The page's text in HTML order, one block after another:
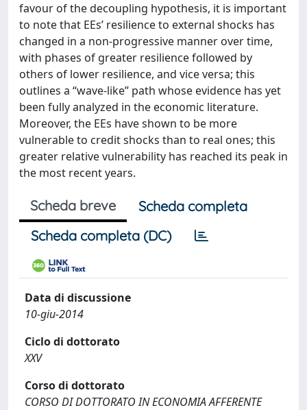
favour of the decoupling hypothesis, it is important
to note that EEs’ resilience to external shocks has
changed in a non-progressive manner over time,
with phases of greater resilience followed by
others of lower resilience, and vice versa; this
outlines a “wave-like” path whose evidence has yet
been fully analyzed in the economic literature.
Moreover, the EEs have shown to be more
vulnerable to credit shocks than to real ones; this
greater relative vulnerability has reached its peak in
the most recent years.
Scheda breve
Scheda completa
Scheda completa (DC)
Data di discussione
10-giu-2014
Ciclo di dottorato
XXV
Corso di dottorato
CORSO DI DOTTORATO IN ECONOMIA AFFERENTE